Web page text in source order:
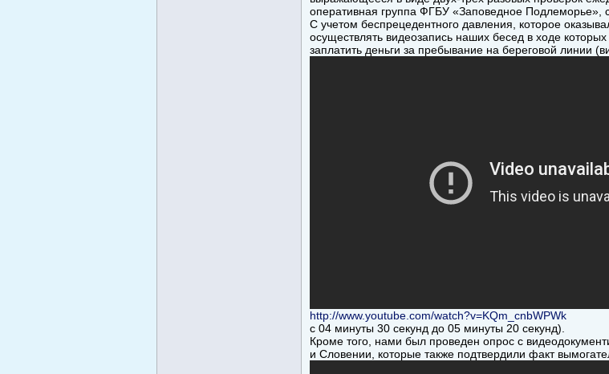
оперативная группа ФГБУ «Заповедное Подлеморье»,
С учетом беспрецедентного давления, которое
осуществлять видеозапись наших бесед в ходе
заплатить деньги за пребывание на береговой линии
http://www.youtube.com/watch?v=KQm_cnbWPWk
с 04 минуты 30 секунд до 05 минуты 20 секунд).
Кроме того, нами был проведен опрос с
и Словении, которые также подтвердили факт